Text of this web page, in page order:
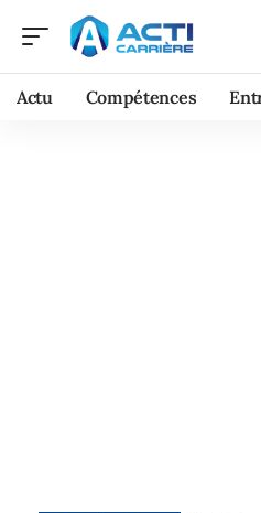
Actu Compétences